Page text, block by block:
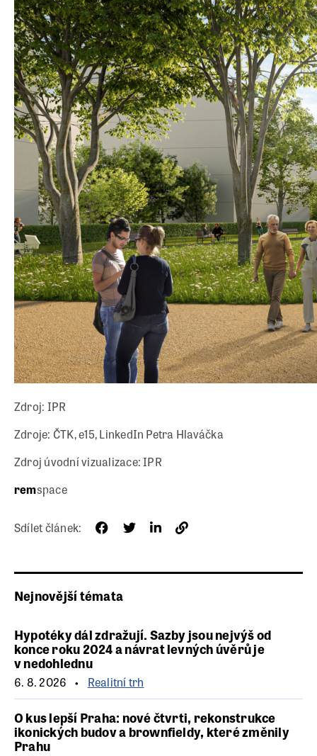
Zdroj: IPR
Zdroje: ČTK, e15, LinkedIn Petra Hlaváčka
Zdroj úvodní vizualizace: IPR
remspace
Sdílet článek:
Nejnovější témata
Hypotéky dál zdražují. Sazby jsou nejvýš od
konce roku 2024 a návrat levných úvěrů je
v nedohlednu
6. 8. 2026 Realitní trh
O kus lepší Praha: nové čtvrti, rekonstrukce
ikonických budov a brownfieldy, které změnily
Prahu